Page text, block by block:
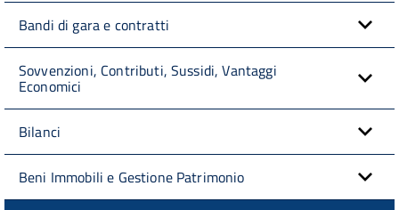
Bandi di gara e contratti
Sovvenzioni, Contributi, Sussidi, Vantaggi
Economici
Bilanci
Beni Immobili e Gestione Patrimonio